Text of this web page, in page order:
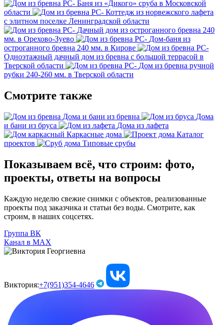
Баня из «Дикого» сруба в Московской
области
Коттедж из норвежского лафета
с элитном поселке Ленинградской области
Дачный дом из остроганного бревна 240
мм. в Орехово-Зуево
Дом-баня из
остроганного бревна 240 мм. в Кирове
Одноэтажный дачный дом из бревна с большой террасой в
Тверской области
Дом из бревна ручной
рубки 240-260 мм. в Тверской области
Смотрите также
Дома и бани из бревна
Дома
и бани из бруса
Дома из лафета
Каркасные дома
Каталог
проектов
Типовые срубы
Показываем всё, что строим: фото,
проекты, ответы на вопросы
Каждую неделю свежие снимки с объектов, реализованные
проекты под заказчика и статьи без воды. Смотрите, как
строим, в наших соцсетях.
Группа ВК
Канал в МАХ
Виктория:+7(951)354-4646